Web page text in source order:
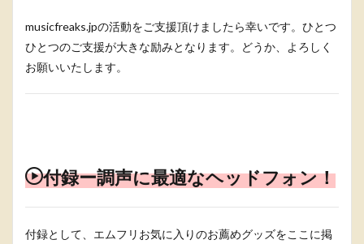
musicfreaks.jpの活動をご支援頂けましたら幸いです。ひとつ
ひとつのご支援が大きな励みとなります。どうか、よろしく
お願いいたします。
付録ー調声に最適なヘッドフォン！
付録として、エムフリお気に入りのお薦めグッズをここに掲